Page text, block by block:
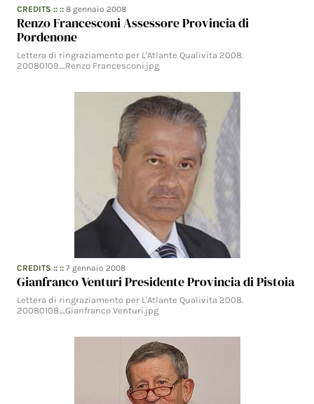
CREDITS :: ::8 gennaio 2008
Renzo Francesconi Assessore Provincia di
Pordenone
Lettera di ringraziamento per L'Atlante Qualivita 2008.
20080109_Renzo Francesconi.jpg
CREDITS :: ::7 gennaio 2008
Gianfranco Venturi Presidente Provincia di Pistoia
Lettera di ringraziamento per L'Atlante Qualivita 2008.
20080108_Gianfranco Venturi.jpg